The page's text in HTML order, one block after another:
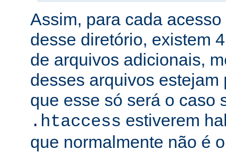
Assim, para cada
desse diretório, existem
de arquivos adicionais,
desses arquivos estejam
que esse só será o caso
.htaccess estiverem
que normalmente não é